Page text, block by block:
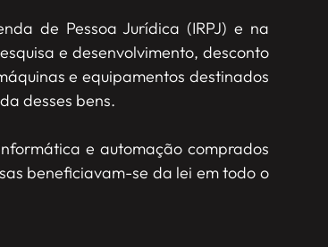
de Pessoa Jurídica (IRPJ) e na
e desenvolvimento, desconto
e equipamentos destinados
desses bens.
e automação comprados
beneficiavam-se da lei em todo o